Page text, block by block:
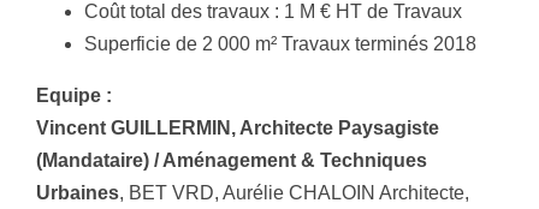
Coût total des travaux : 1 M € HT de Travaux
Superficie de 2 000 m² Travaux terminés 2018
Equipe :
Vincent GUILLERMIN, Architecte Paysagiste
(Mandataire) / Aménagement & Techniques
Urbaines, BET VRD, Aurélie CHALOIN Architecte,